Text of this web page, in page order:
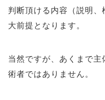
判断頂ける内容（説明
大前提となります。
当然ですが、あくまで主
術者ではありません。